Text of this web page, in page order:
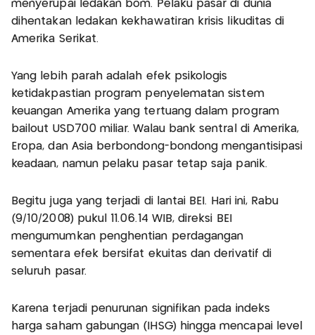
menyerupai ledakan bom. Pelaku pasar di dunia
dihentakan ledakan kekhawatiran krisis likuditas di
Amerika Serikat.
Yang lebih parah adalah efek psikologis
ketidakpastian program penyelematan sistem
keuangan Amerika yang tertuang dalam program
bailout USD700 miliar. Walau bank sentral di Amerika,
Eropa, dan Asia berbondong-bondong mengantisipasi
keadaan, namun pelaku pasar tetap saja panik.
Begitu juga yang terjadi di lantai BEI. Hari ini, Rabu
(9/10/2008) pukul 11.06.14 WIB, direksi BEI
mengumumkan penghentian perdagangan
sementara efek bersifat ekuitas dan derivatif di
seluruh pasar.
Karena terjadi penurunan signifikan pada indeks
harga saham gabungan (IHSG) hingga mencapai level